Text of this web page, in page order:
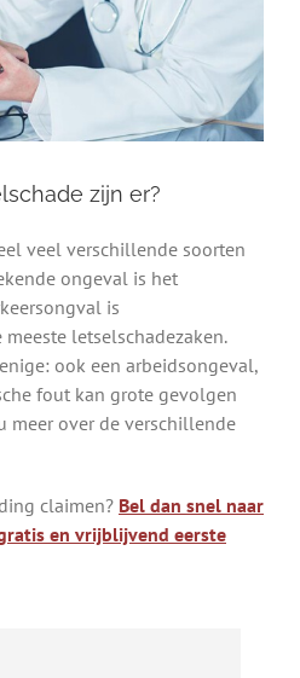
zijn er?
veel verschillende soorten
ongeval is het
is
letselschadezaken.
ook een arbeidsongeval,
fout kan grote gevolgen
meer over de verschillende
claimen? Bel dan snel naar
en vrijblijvend eerste